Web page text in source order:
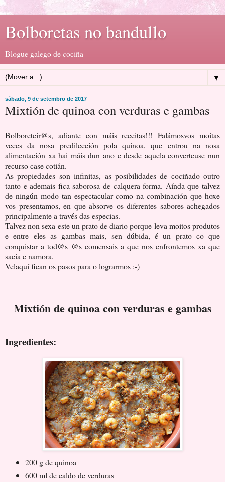
Bolboretas no bandullo
Blogue galego de cociña
▼
sábado, 9 de setembro de 2017
Mixtión de quinoa con verduras e gambas
Bolboreteir@s, adiante con máis receitas!!! Falámosvos moitas
veces da nosa predilección pola quinoa, que entrou na nosa
alimentación xa hai máis dun ano e desde aquela converteuse nun
recurso case cotián.
As propiedades son infinitas, as posibilidades de cociñado outro
tanto e ademais fica saborosa de calquera forma. Aínda que talvez
de ningún modo tan espectacular como na combinación que hoxe
vos presentamos, en que absorve os diferentes sabores achegados
principalmente a través das especias.
Talvez non sexa este un prato de diario porque leva moitos produtos
e entre eles as gambas mais, sen dúbida, é un prato co que
conquistar a tod@s @s comensais a que nos enfrontemos xa que
sacia e namora.
Velaquí fican os pasos para o lograrmos :-)
Mixtión de quinoa con verduras e gambas
Ingredientes:
200 g de quinoa
600 ml de caldo de verduras